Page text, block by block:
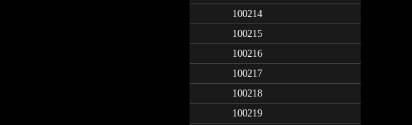
100214
100215
100216
100217
100218
100219